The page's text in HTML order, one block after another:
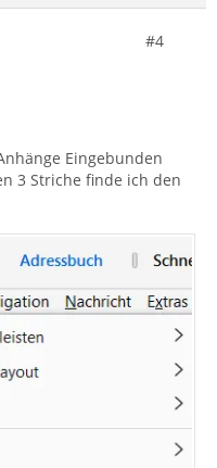
#4
Eingebunden
3 Striche finde ich den